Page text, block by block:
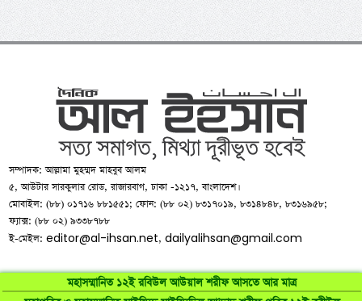
মহাসম্মানিত ১২ই রবিউল আউয়াল শরীফ আসতে আর মাত্র
সম্পাদক: আল্লামা মুহম্মদ মাহবুব আলম
৫, আউটার সারকুলার রোড, রাজারবাগ, ঢাকা -১২১৭, বাংলাদেশ।
মোবাইল: (৮৮) ০১৭১৬ ৮৮১৫৫১; ফোন: (৮৮ ০২) ৮৩১৭০১৯, ৮৩১৪৮৪৮, ৮৩১৬৯৫৮;
ফ্যাক্স: (৮৮ ০২) ৯৩৩৮৭৮৮
ই-মেইল:editor@al-ihsan.net,dailyalihsan@gmail.com